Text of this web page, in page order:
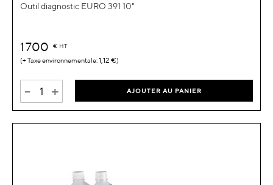
Outil diagnostic EURO 391 10"
1 700 € HT
1,12 €
- + AJOUTER AU PANIER